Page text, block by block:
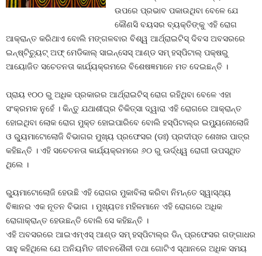
ଉପରେ ପ୍ରଭାବ ପକାଉଥିବା ବେଳେ ଯେ
କୌଣସି ବୟସର ବ୍ୟକ୍ତିଙ୍କୁ ଏହି ରୋଗ
ଆକ୍ରାନ୍ତ କରିଥାଏ ବୋଲି ମଙ୍ଗଳବାର ବିଶ୍ୱ ଆର୍ଥ୍ରାଇଟିସ୍ ଦିବସ ଅବସରରେ
ଇନ୍‌ଷ୍ଟିଚ୍ୟୁଟ୍ ଅଫ୍ ମେଡିକାଲ୍ ସାଇନ୍‌ସେସ୍ ଆଣ୍ଡ ସମ୍ ହସ୍ପିଟାଲ୍ ପକ୍ଷରୁ
ଆୟୋଜିତ ସଚେତନତା କାର୍ଯ୍ୟକ୍ରମରେ ବିଶେଷଜ୍ଞମାନେ ମତ ଦେଇଛନ୍ତି ।
ପ୍ରାୟ ୧୦୦ ରୁ ଅଧିକ ପ୍ରକାରର ଆର୍ଥ୍ରାଇଟିସ୍ ରୋଗ ରହିଥିବା ବେଳେ ଏହା
ସଂକ୍ରମକ ନୁହେଁ । କିନ୍ତୁ ଯଥାଶୀଘ୍ର ଚିକିତ୍ସା ଦ୍ୱାରା ଏହି ରୋଗରେ ଆକ୍ରାନ୍ତ
ହୋଇଥିବା ଲୋକ ରୋଗ ମୁକ୍ତ ହୋଇପାରିବେ ବୋଲି ହସ୍ପିଟାଲ୍‌ର ଇମ୍ୟୁନୋଲୋଜି
ଓ ର‌୍ୟୁମାଟୋଲୋଜି ବିଭାଗର ମୁଖ୍ୟ ପ୍ରଫେସର (ଡଃ) ପ୍ରଦୀପ୍ତ ଶେଖର ପାତ୍ର
କହିଛନ୍ତି । ଏହି ସଚେତନତା କାର୍ଯ୍ୟକ୍ରମରେ ୬୦ ରୁ ଊର୍ଦ୍ଧ୍ୱ ରୋଗୀ ଉପସ୍ଥିତ
ଥିଲେ ।
ର‌୍ୟୁମାଟୋଲୋଜି ହେଉଛି ଏହି ରୋଗର ମୁକାବିଲା କରିବା ନିମନ୍ତେ ସ୍ୱାସ୍ଥ୍ୟ
ବିଜ୍ଞାନର ଏକ ନୂତନ ବିଭାଗ । ମୁଖ୍ୟତଃ ମହିଳମାନେ ଏହି ରୋଗରେ ଅଧିକ
ରୋଗାକ୍ରାନ୍ତ ହେଉଛନ୍ତି ବୋଲି ସେ କହିଛନ୍ତି ।
ଏହି ଅବସରରେ ଆଇଏମ୍‌ଏସ୍ ଆଣ୍ଡ ସମ୍ ହସ୍ପିଟାଲ୍‌ର ଡିନ୍ ପ୍ରଫେସର ଗଙ୍ଗାଧର
ସାହୁ କହିଥିଲେ ଯେ ଅନିୟମିତ ଜୀବନଶୈଳୀ ତଥା ଗୋଟିଏ ସ୍ଥାନରେ ଅଧିକ ସମୟ